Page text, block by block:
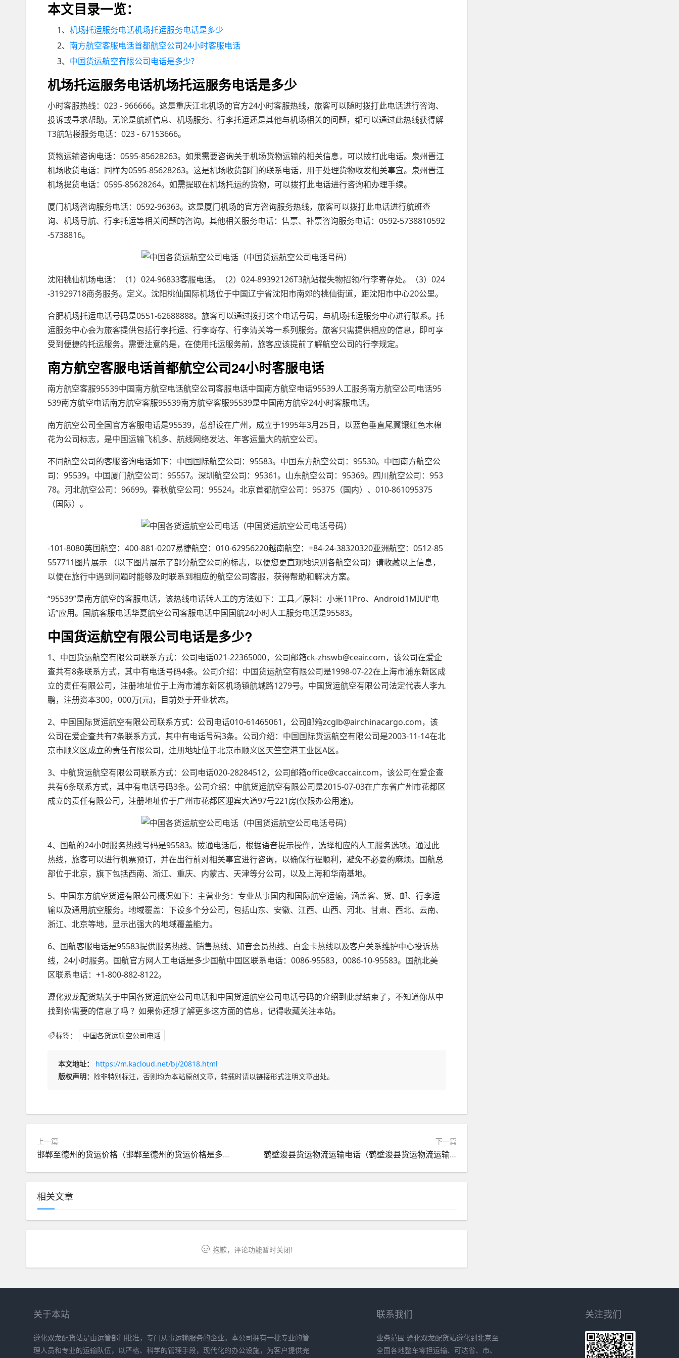
本文目录一览：
1、机场托运服务电话机场托运服务电话是多少
2、 南方航空客服电话首都航空公司24小时客服电话
3、 中国货运航空有限公司电话是多少?
机场托运服务电话机场托运服务电话是多少
小时客服热线：023 - 966666。这是重庆江北机场的官方24小时客服热线，旅客可以随时拨打此电话进行咨询、
投诉或寻求帮助。无论是航班信息、机场服务、行李托运还是其他与机场相关的问题，都可以通过此热线获得解
T3航站楼服务电话：023 - 67153666。
货物运输咨询电话：0595-85628263。如果需要咨询关于机场货物运输的相关信息，可以拨打此电话。泉州晋江
机场收货电话：同样为0595-85628263。这是机场收货部门的联系电话，用于处理货物收发相关事宜。泉州晋江
机场提货电话：0595-85628264。如需提取在机场托运的货物，可以拨打此电话进行咨询和办理手续。
厦门机场咨询服务电话：0592-96363。这是厦门机场的官方咨询服务热线，旅客可以拨打此电话进行航班查
询、机场导航、行李托运等相关问题的咨询。其他相关服务电话：售票、补票咨询服务电话：0592-5738810592
-5738816。
沈阳桃仙机场电话：（1）024-96833客服电话。（2）024-89392126T3航站楼失物招领/行李寄存处。（3）024
-31929718商务服务。定义。沈阳桃仙国际机场位于中国辽宁省沈阳市南郊的桃仙街道，距沈阳市中心20公里。
合肥机场托运电话号码是0551-62688888。旅客可以通过拨打这个电话号码，与机场托运服务中心进行联系。托
运服务中心会为旅客提供包括行李托运、行李寄存、行李清关等一系列服务。旅客只需提供相应的信息，即可享
受到便捷的托运服务。需要注意的是，在使用托运服务前，旅客应该提前了解航空公司的行李规定。
南方航空客服电话首都航空公司24小时客服电话
南方航空客服95539中国南方航空电话航空公司客服电话中国南方航空电话95539人工服务南方航空公司电话95
539南方航空电话南方航空客服95539南方航空客服95539是中国南方航空24小时客服电话。
南方航空公司全国官方客服电话是95539，总部设在广州，成立于1995年3月25日，以蓝色垂直尾翼镶红色木棉
花为公司标志，是中国运输飞机多、航线网络发达、年客运量大的航空公司。
不同航空公司的客服咨询电话如下：中国国际航空公司：95583。中国东方航空公司：95530。中国南方航空公
司：95539。中国厦门航空公司：95557。深圳航空公司：95361。山东航空公司：95369。四川航空公司：953
78。河北航空公司：96699。春秋航空公司：95524。北京首都航空公司：95375（国内）、010-861095375
（国际）。
-101-8080英国航空：400-881-0207易捷航空：010-62956220越南航空：+84-24-38320320亚洲航空：0512-85
557711图片展示 （以下图片展示了部分航空公司的标志，以便您更直观地识别各航空公司）请收藏以上信息，
以便在旅行中遇到问题时能够及时联系到相应的航空公司客服，获得帮助和解决方案。
“95539”是南方航空的客服电话，该热线电话转人工的方法如下：工具／原料：小米11Pro、Android1MIUI“电
话”应用。国航客服电话华夏航空公司客服电话中国国航24小时人工服务电话是95583。
中国货运航空有限公司电话是多少?
1、中国货运航空有限公司联系方式：公司电话021-22365000，公司邮箱ck-zhswb@ceair.com，该公司在爱企
查共有8条联系方式，其中有电话号码4条。公司介绍：中国货运航空有限公司是1998-07-22在上海市浦东新区成
立的责任有限公司，注册地址位于上海市浦东新区机场镇航城路1279号。中国货运航空有限公司法定代表人李九
鹏，注册资本300，000万(元)，目前处于开业状态。
2、中国国际货运航空有限公司联系方式：公司电话010-61465061，公司邮箱zcglb@airchinacargo.com，该
公司在爱企查共有7条联系方式，其中有电话号码3条。公司介绍：中国国际货运航空有限公司是2003-11-14在北
京市顺义区成立的责任有限公司，注册地址位于北京市顺义区天竺空港工业区A区。
3、中航货运航空有限公司联系方式：公司电话020-28284512，公司邮箱office@caccair.com，该公司在爱企查
共有6条联系方式，其中有电话号码3条。公司介绍：中航货运航空有限公司是2015-07-03在广东省广州市花都区
成立的责任有限公司，注册地址位于广州市花都区迎宾大道97号221房(仅限办公用途)。
4、国航的24小时服务热线号码是95583。拨通电话后，根据语音提示操作，选择相应的人工服务选项。通过此
热线，旅客可以进行机票预订，并在出行前对相关事宜进行咨询，以确保行程顺利，避免不必要的麻烦。国航总
部位于北京，旗下包括西南、浙江、重庆、内蒙古、天津等分公司，以及上海和华南基地。
5、中国东方航空货运有限公司概况如下：主营业务：专业从事国内和国际航空运输，涵盖客、货、邮、行李运
输以及通用航空服务。地域覆盖：下设多个分公司，包括山东、安徽、江西、山西、河北、甘肃、西北、云南、
浙江、北京等地，显示出强大的地域覆盖能力。
6、国航客服电话是95583提供服务热线、销售热线、知音会员热线、白金卡热线以及客户关系维护中心投诉热
线，24小时服务。国航官方网人工电话是多少国航中国区联系电话：0086-95583，0086-10-95583。国航北美
区联系电话：+1-800-882-8122。
遵化双龙配货站关于中国各货运航空公司电话和中国货运航空公司电话号码的介绍到此就结束了，不知道你从中
找到你需要的信息了吗 ？如果你还想了解更多这方面的信息，记得收藏关注本站。
标签： 中国各货运航空公司电话
本文地址：
https://m.kacloud.net/bj/20818.html
版权声明： 除非特别标注，否则均为本站原创文章，转载时请以链接形式注明文章出处。
上一篇
邯郸至德州的货运价格（邯郸至德州的货运价格是多少）
下一篇
鹤壁浚县货运物流运输电话（鹤壁浚县货运物流运输电话是多少）
相关文章
抱歉，评论功能暂时关闭!
关于本站
遵化双龙配货站是由运管部门批准，专门从事运输服务的企业。本公司拥有一批专业的管
理人员和专业的运输队伍，以严格、科学的管理手段，现代化的办公设施，为客户提供完
联系我们
业务范围 遵化双龙配货站遵化到北京至
全国各地整车零担运输、可达省、市、
关注我们